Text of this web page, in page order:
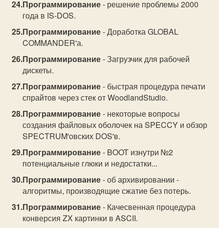
Программирование- решение проблемы 2000
года в IS-DOS.
Программирование- Доработка GLOBAL
COMMANDER'а.
Программирование- Загрузчик для рабочей
дискеты.
Программирование- быстрая процедура печати
спрайтов через стек от WoodlandStudio.
Программирование- некоторые вопросы
создания файловых оболочек на SPECCY и обзор
SPECTRUM'овских DOS'в.
Программирование- BOOT изнутри №2
потенциальные глюки и недостатки...
Программирование- об архивировании -
алгоритмы, производящие сжатие без потерь.
Программирование- Качесвенная процедура
конверсия ZX картинки в ASCII.